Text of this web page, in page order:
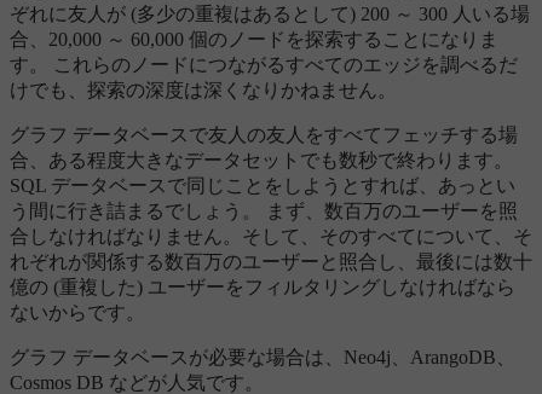
ぞれに友人が (多少の重複はあるとして) 200 ～ 300 人いる場
合、20,000 ～ 60,000 個のノードを探索することになりま
す。 これらのノードにつながるすべてのエッジを調べるだ
けでも、探索の深度は深くなりかねません。
グラフ データベースで友人の友人をすべてフェッチする場
合、ある程度大きなデータセットでも数秒で終わります。
SQL データベースで同じことをしようとすれば、あっとい
う間に行き詰まるでしょう。 まず、数百万のユーザーを照
合しなければなりません。そして、そのすべてについて、そ
れぞれが関係する数百万のユーザーと照合し、最後には数十
億の (重複した) ユーザーをフィルタリングしなければなら
ないからです。
グラフ データベースが必要な場合は、Neo4j、ArangoDB、
Cosmos DB などが人気です。